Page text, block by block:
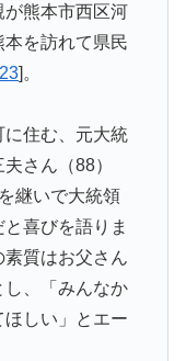
熊本市西区河
を訪れて県民
]。
に住む、元大統
さん（88）
継いで大統領
喜びを語りま
質はお父さん
、「みんなか
しい」とエー